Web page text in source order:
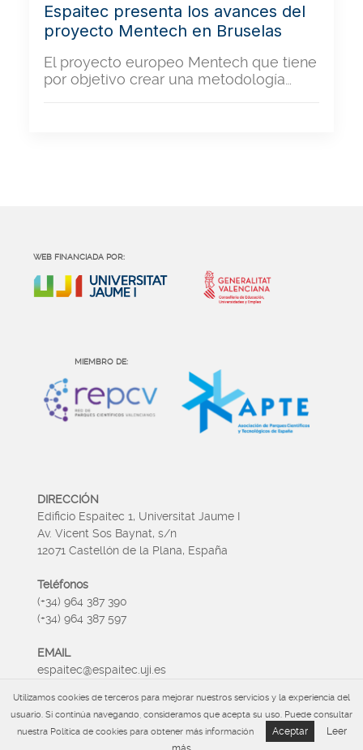
Espaitec presenta los avances del
proyecto Mentech en Bruselas
El proyecto europeo Mentech que tiene
por objetivo crear una metodología…
WEB FINANCIADA POR:
MIEMBRO DE:
DIRECCIÓN
Edificio Espaitec 1, Universitat Jaume I
Av. Vicent Sos Baynat, s/n
12071 Castellón de la Plana, España
Teléfonos
(+34) 964 387 390
(+34) 964 387 597
EMAIL
espaitec@espaitec.uji.es
HORARIO
Lunes a Viernes 09:00 – 15.00
Utilizamos cookies de terceros para mejorar nuestros servicios y la experiencia del
usuario. Si continúa navegando, consideramos que acepta su uso. Puede consultar
nuestra Política de cookies para obtener más información
Aceptar
Leer